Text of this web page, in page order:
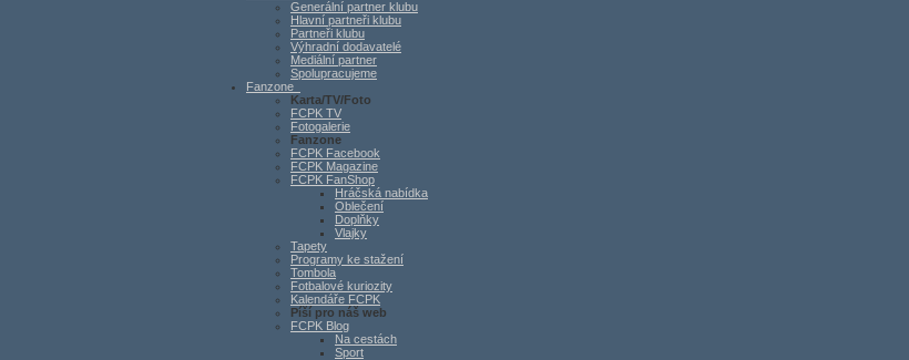
Generální partner klubu
Hlavní partneři klubu
Partneři klubu
Výhradní dodavatelé
Mediální partner
Spolupracujeme
Fanzone
Karta/TV/Foto
FCPK TV
Fotogalerie
Fanzone
FCPK Facebook
FCPK Magazine
FCPK FanShop
Hráčská nabídka
Oblečení
Doplňky
Vlajky
Tapety
Programy ke stažení
Tombola
Fotbalové kuriozity
Kalendáře FCPK
Píší pro náš web
FCPK Blog
Na cestách
Sport